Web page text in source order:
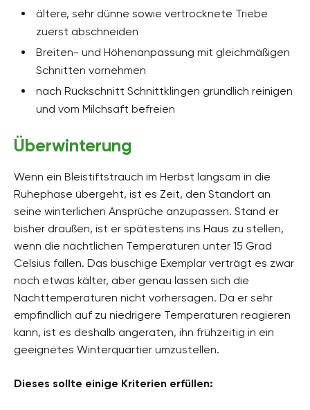
ältere, sehr dünne sowie vertrocknete Triebe
zuerst abschneiden
Breiten- und Höhenanpassung mit gleichmäßigen
Schnitten vornehmen
nach Rückschnitt Schnittklingen gründlich reinigen
und vom Milchsaft befreien
Überwinterung
Wenn ein Bleistiftstrauch im Herbst langsam in die
Ruhephase übergeht, ist es Zeit, den Standort an
seine winterlichen Ansprüche anzupassen. Stand er
bisher draußen, ist er spätestens ins Haus zu stellen,
wenn die nächtlichen Temperaturen unter 15 Grad
Celsius fallen. Das buschige Exemplar verträgt es zwar
noch etwas kälter, aber genau lassen sich die
Nachttemperaturen nicht vorhersagen. Da er sehr
empfindlich auf zu niedrigere Temperaturen reagieren
kann, ist es deshalb angeraten, ihn frühzeitig in ein
geeignetes Winterquartier umzustellen.
Dieses sollte einige Kriterien erfüllen: